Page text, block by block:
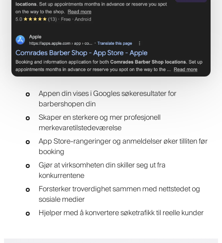
Appen din vises i Googles søkeresultater for
barbershopen din
Skaper en sterkere og mer profesjonell
merkevaretilstedeværelse
App Store-rangeringer og anmeldelser øker tilliten før
booking
Gjør at virksomheten din skiller seg ut fra
konkurrentene
Forsterker troverdighet sammen med nettstedet og
sosiale medier
Hjelper med å konvertere søketrafikk til reelle kunder